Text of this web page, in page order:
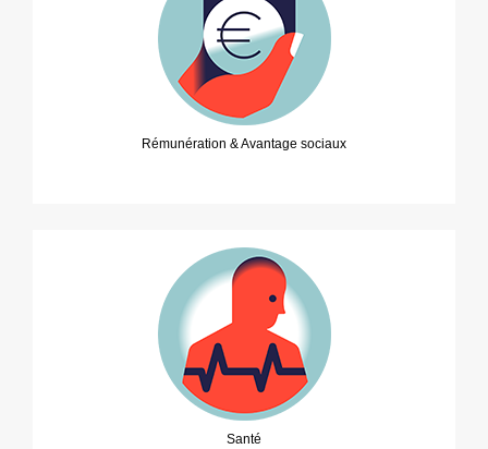
Rémunération & Avantage sociaux
Santé